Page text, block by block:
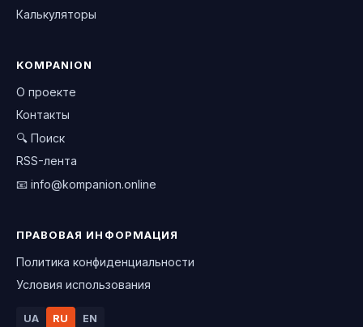
Калькуляторы
KOMPANION
О проекте
Контакты
🔍 Поиск
RSS-лента
📧 info@kompanion.online
ПРАВОВАЯ ИНФОРМАЦИЯ
Политика конфиденциальности
Условия использования
UA RU EN